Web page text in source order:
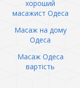
хороший
масажист Одеса
Масаж на дому
Одеса
Масаж Одеса
вартість